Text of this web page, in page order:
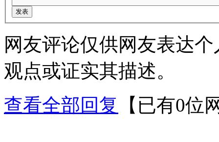
网友评论仅供网友表达
观点或证实其描述。
查看全部回复
【已有0位